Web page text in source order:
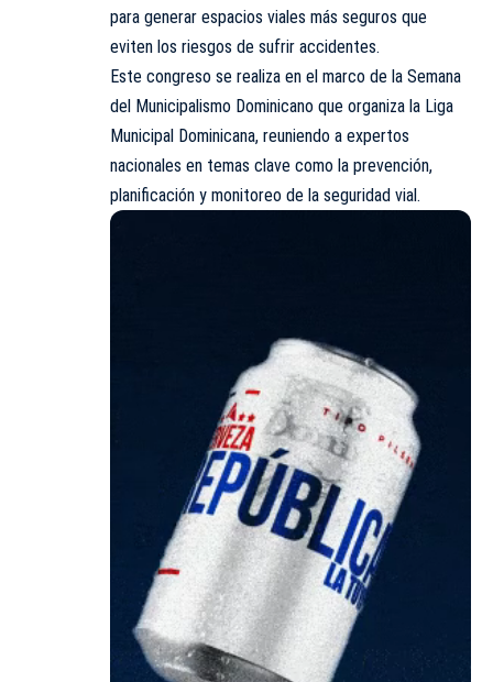
para generar espacios viales más seguros que
eviten los riesgos de sufrir accidentes.
Este congreso se realiza en el marco de la Semana
del Municipalismo Dominicano que organiza la Liga
Municipal Dominicana, reuniendo a expertos
nacionales en temas clave como la prevención,
planificación y monitoreo de la seguridad vial.